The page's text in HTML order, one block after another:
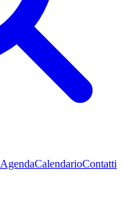
AgendaCalendarioContatti